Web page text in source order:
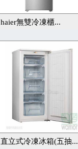
haier無雙冷凍櫃...
直立式冷凍冰箱(五抽...